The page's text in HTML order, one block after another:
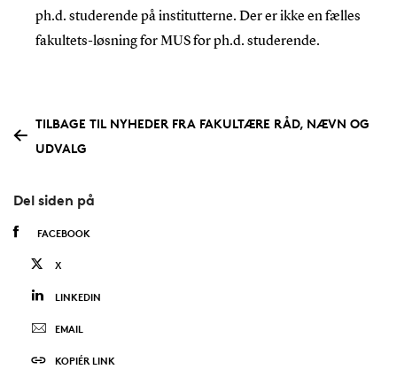
ph.d. studerende på institutterne. Der er ikke en fælles
fakultets-løsning for MUS for ph.d. studerende.
TILBAGE TIL NYHEDER FRA FAKULTÆRE RÅD, NÆVN OG
UDVALG
Del siden på
FACEBOOK
X
LINKEDIN
EMAIL
KOPIÉR LINK